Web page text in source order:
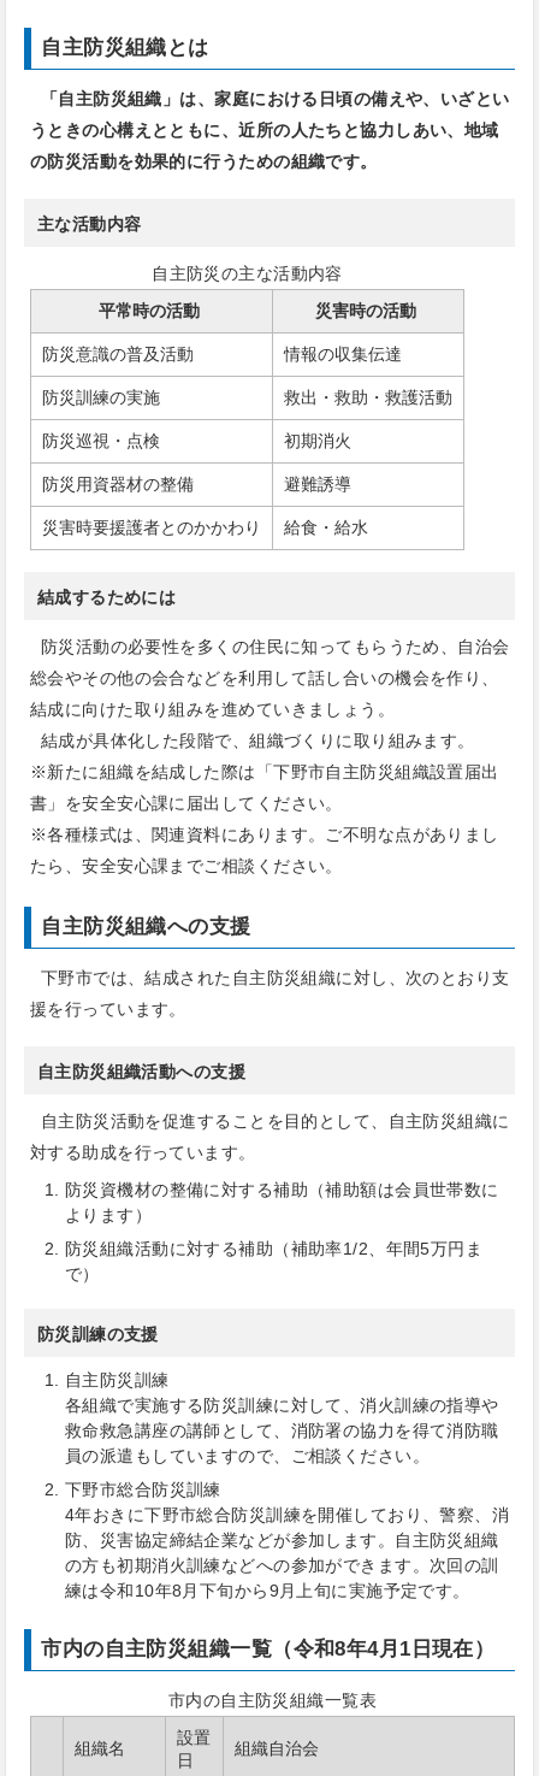
自主防災組織とは
「自主防災組織」は、家庭における日頃の備えや、いざとい
うときの心構えとともに、近所の人たちと協力しあい、地域
の防災活動を効果的に行うための組織です。
主な活動内容
自主防災の主な活動内容
平常時の活動
災害時の活動
防災意識の普及活動 情報の収集伝達
防災訓練の実施 救出・救助・救護活動
防災巡視・点検 初期消火
防災用資器材の整備 避難誘導
災害時要援護者とのかかわり 給食・給水
結成するためには
防災活動の必要性を多くの住民に知ってもらうため、自治会
総会やその他の会合などを利用して話し合いの機会を作り、
結成に向けた取り組みを進めていきましょう。
結成が具体化した段階で、組織づくりに取り組みます。
※新たに組織を結成した際は「下野市自主防災組織設置届出
書」を安全安心課に届出してください。
※各種様式は、関連資料にあります。ご不明な点がありまし
たら、安全安心課までご相談ください。
自主防災組織への支援
下野市では、結成された自主防災組織に対し、次のとおり支
援を行っています。
自主防災組織活動への支援
自主防災活動を促進することを目的として、自主防災組織に
対する助成を行っています。
防災資機材の整備に対する補助（補助額は会員世帯数に
よります）
防災組織活動に対する補助（補助率1/2、年間5万円ま
で）
防災訓練の支援
自主防災訓練
各組織で実施する防災訓練に対して、消火訓練の指導や
救命救急講座の講師として、消防署の協力を得て消防職
員の派遣もしていますので、ご相談ください。
下野市総合防災訓練
4年おきに下野市総合防災訓練を開催しており、警察、消
防、災害協定締結企業などが参加します。自主防災組織
の方も初期消火訓練などへの参加ができます。次回の訓
練は令和10年8月下旬から9月上旬に実施予定です。
市内の自主防災組織一覧（令和8年4月1日現在）
市内の自主防災組織一覧表
組織名
設置
日
組織自治会